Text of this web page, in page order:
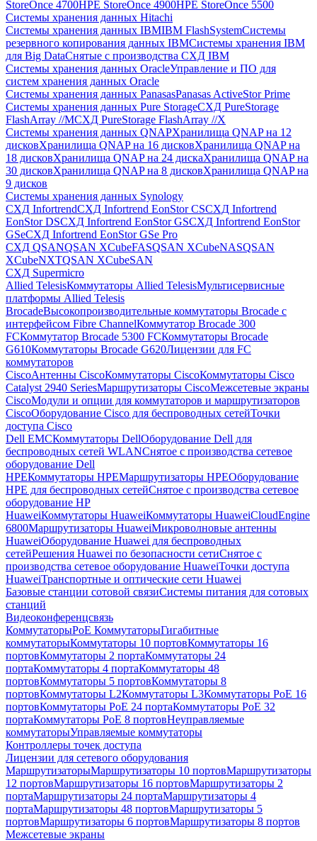
StoreOnce 4700HPE StoreOnce 4900HPE StoreOnce 5500
Системы хранения данных Hitachi
Системы хранения данных IBMIBM FlashSystemСистемы
резервного копирования данных IBMСистемы хранения IBM
для Big DataСнятые с производства СХД IBM
Системы хранения данных OracleУправление и ПО для
систем хранения данных Oracle
Системы хранения данных PanasasPanasas ActiveStor Prime
Системы хранения данных Pure StorageСХД PureStorage
FlashArray //MСХД PureStorage FlashArray //X
Системы хранения данных QNAPХранилища QNAP на 12
дисковХранилища QNAP на 16 дисковХранилища QNAP на
18 дисковХранилища QNAP на 24 дискаХранилища QNAP на
30 дисковХранилища QNAP на 8 дисковХранилища QNAP на
9 дисков
Системы хранения данных Synology
СХД InfortrendСХД Infortrend EonStor CSСХД Infortrend
EonStor DSСХД Infortrend EonStor GSСХД Infortrend EonStor
GSeСХД Infortrend EonStor GSe Pro
СХД QSANQSAN XCubeFASQSAN XCubeNASQSAN
XCubeNXTQSAN XCubeSAN
СХД Supermicro
Allied TelesisКоммутаторы Allied TelesisМультисервисные
платформы Allied Telesis
BrocadeВысокопроизводительные коммутаторы Brocade с
интерфейсом Fibre ChannelКоммутатор Brocade 300
FCКоммутатор Brocade 5300 FCКоммутаторы Brocade
G610Коммутаторы Brocade G620Лицензии для FC
коммутаторов
CiscoАнтенны CiscoКоммутаторы CiscoКоммутаторы Cisco
Catalyst 2940 SeriesМаршрутизаторы CiscoМежсетевые экраны
CiscoМодули и опции для коммутаторов и маршрутизаторов
CiscoОборудование Cisco для беспроводных сетейТочки
доступа Cisco
Dell EMCКоммутаторы DellОборудование Dell для
беспроводных сетей WLANСнятое с производства сетевое
оборудование Dell
HPEКоммутаторы HPEМаршрутизаторы HPEОборудование
HPE для беспроводных сетейСнятое с производства сетевое
оборудование HP
HuaweiКоммутаторы HuaweiКоммутаторы HuaweiCloudEngine
6800Маршрутизаторы HuaweiМикроволновые антенны
HuaweiОборудование Huawei для беспроводных
сетейРешения Huawei по безопасности сетиСнятое с
производства сетевое оборудование HuaweiТочки доступа
HuaweiТранспортные и оптические сети Huawei
Базовые станции сотовой связиСистемы питания для сотовых
станций
Видеоконференцсвязь
КоммутаторыPoE КоммутаторыГигабитные
коммутаторыКоммутаторы 10 портовКоммутаторы 16
портовКоммутаторы 2 портаКоммутаторы 24
портаКоммутаторы 4 портаКоммутаторы 48
портовКоммутаторы 5 портовКоммутаторы 8
портовКоммутаторы L2Коммутаторы L3Коммутаторы PoE 16
портовКоммутаторы PoE 24 портаКоммутаторы PoE 32
портаКоммутаторы PoE 8 портовНеуправляемые
коммутаторыУправляемые коммутаторы
Контроллеры точек доступа
Лицензии для сетевого оборудования
МаршрутизаторыМаршрутизаторы 10 портовМаршрутизаторы
12 портовМаршрутизаторы 16 портовМаршрутизаторы 2
портаМаршрутизаторы 24 портаМаршрутизаторы 4
портаМаршрутизаторы 48 портовМаршрутизаторы 5
портовМаршрутизаторы 6 портовМаршрутизаторы 8 портов
Межсетевые экраны